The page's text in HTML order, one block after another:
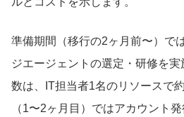
準備期間（移行の2ヶ月前〜）で
ジエージェントの選定・研修を
数は、IT担当者1名のリソースで
（1〜2ヶ月目）ではアカウント